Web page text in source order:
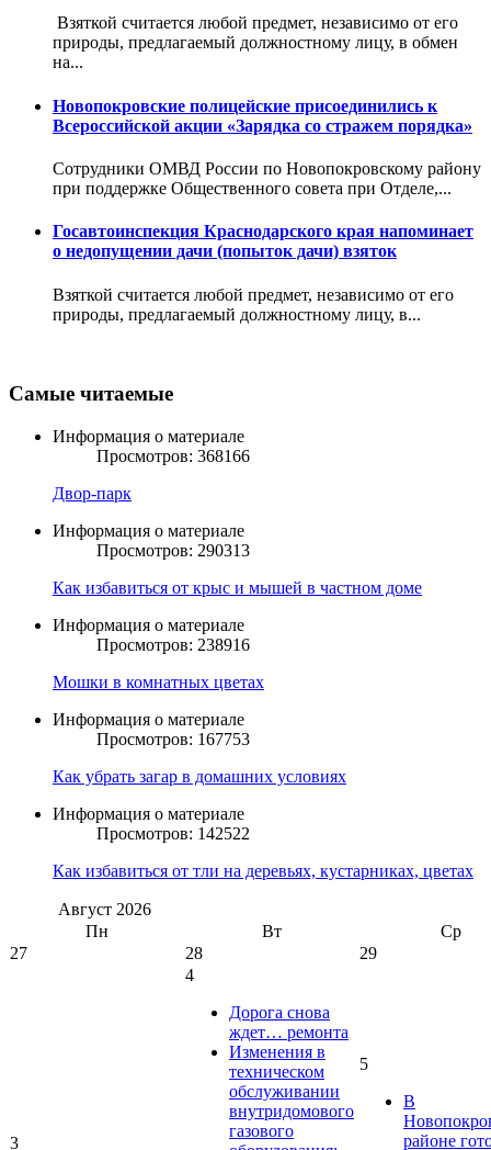
Взяткой считается любой предмет, независимо от его
природы, предлагаемый должностному лицу, в обмен
на...
Новопокровские полицейские присоединились к
Всероссийской акции «Зарядка со стражем порядка»
Сотрудники ОМВД России по Новопокровскому району
при поддержке Общественного совета при Отделе,...
Госавтоинспекция Краснодарского края напоминает
о недопущении дачи (попыток дачи) взяток
Взяткой считается любой предмет, независимо от его
природы, предлагаемый должностному лицу, в...
Самые читаемые
Информация о материале
Просмотров: 368166
Двор-парк
Информация о материале
Просмотров: 290313
Как избавиться от крыс и мышей в частном доме
Информация о материале
Просмотров: 238916
Мошки в комнатных цветах
Информация о материале
Просмотров: 167753
Как убрать загар в домашних условиях
Информация о материале
Просмотров: 142522
Как избавиться от тли на деревьях, кустарниках, цветах
Август 2026
Пн
Вт
Ср
27
28 29
3
4
Дорога снова
ждет… ремонта
Изменения в
техническом
обслуживании
внутридомового
газового
5
В
районе